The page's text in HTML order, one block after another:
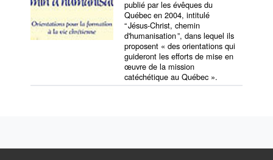
publié par les évêques du
Québec en 2004, intitulé
“ Jésus-Christ, chemin
d'humanisation ”, dans lequel ils
proposent « des orientations qui
guideront les efforts de mise en
œuvre de la mission
catéchétique au Québec ».